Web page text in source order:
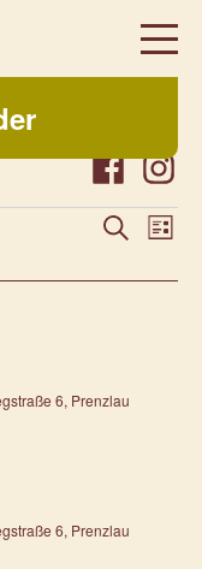
Facebook
und
SucheListe
6, Prenzlau
6, Prenzlau